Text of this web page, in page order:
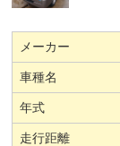
メーカー
車種名
年式
走行距離